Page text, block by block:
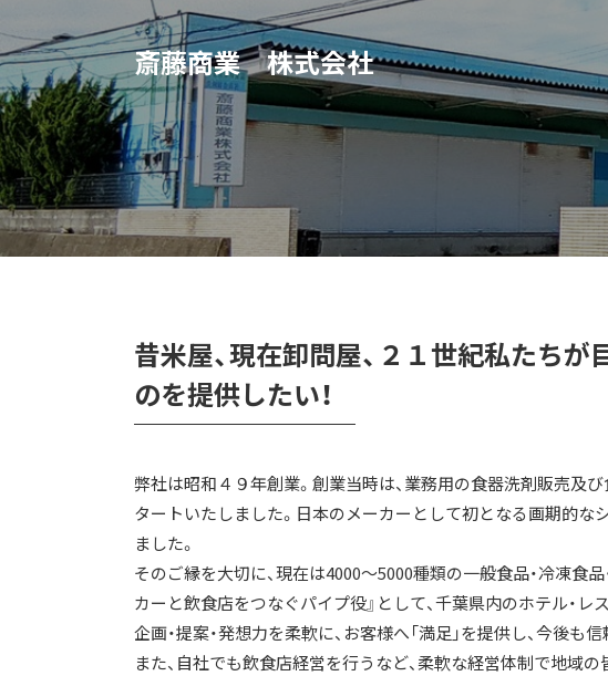
斎藤商業 株式会社
昔米屋、現在卸問屋、２１世紀私たち
のを提供したい！
弊社は昭和４９年創業。創業当時は、業務用の食器洗剤販売及
タートいたしました。日本のメーカーとして初となる画期的
ました。
そのご縁を大切に、現在は4000～5000種類の一般食品・冷凍食
カーと飲食店をつなぐパイプ役』として、千葉県内のホテル・
企画・提案・発想力を柔軟に、お客様へ「満足」を提供し、今後
また、自社でも飲食店経営を行うなど、柔軟な経営体制で地域